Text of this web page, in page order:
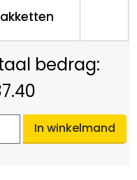
In winkelmand